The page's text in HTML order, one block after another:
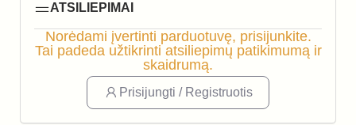
ATSILIEPIMAI
Norėdami įvertinti parduotuvę, prisijunkite.
Tai padeda užtikrinti atsiliepimų patikimumą ir
skaidrumą.
Prisijungti / Registruotis